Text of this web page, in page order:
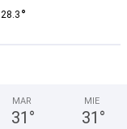
28.3 °
MAR
31 °
MIE
31 °